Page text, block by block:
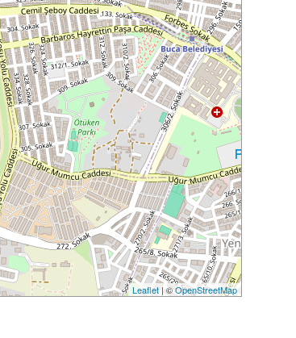
Leaflet| ©OpenStreetMap